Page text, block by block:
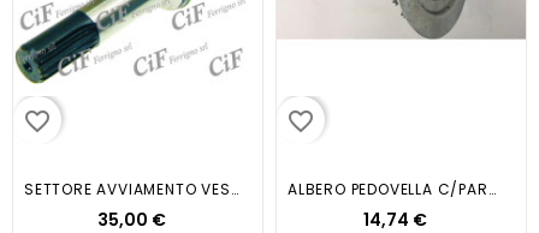
favorite_border
SETTORE AVVIAMENTO VESPA PX PE
35,00 €
favorite_border
ALBERO PEDOVELLA C/PARACATENA...
14,74 €